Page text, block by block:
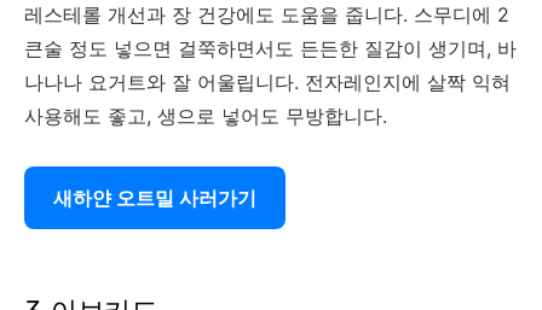
레스테롤 개선과 장 건강에도 도움을 줍니다. 스무디에 2
큰술 정도 넣으면 걸쭉하면서도 든든한 질감이 생기며, 바
나나나 요거트와 잘 어울립니다. 전자레인지에 살짝 익혀
사용해도 좋고, 생으로 넣어도 무방합니다.
새하얀 오트밀 사러가기